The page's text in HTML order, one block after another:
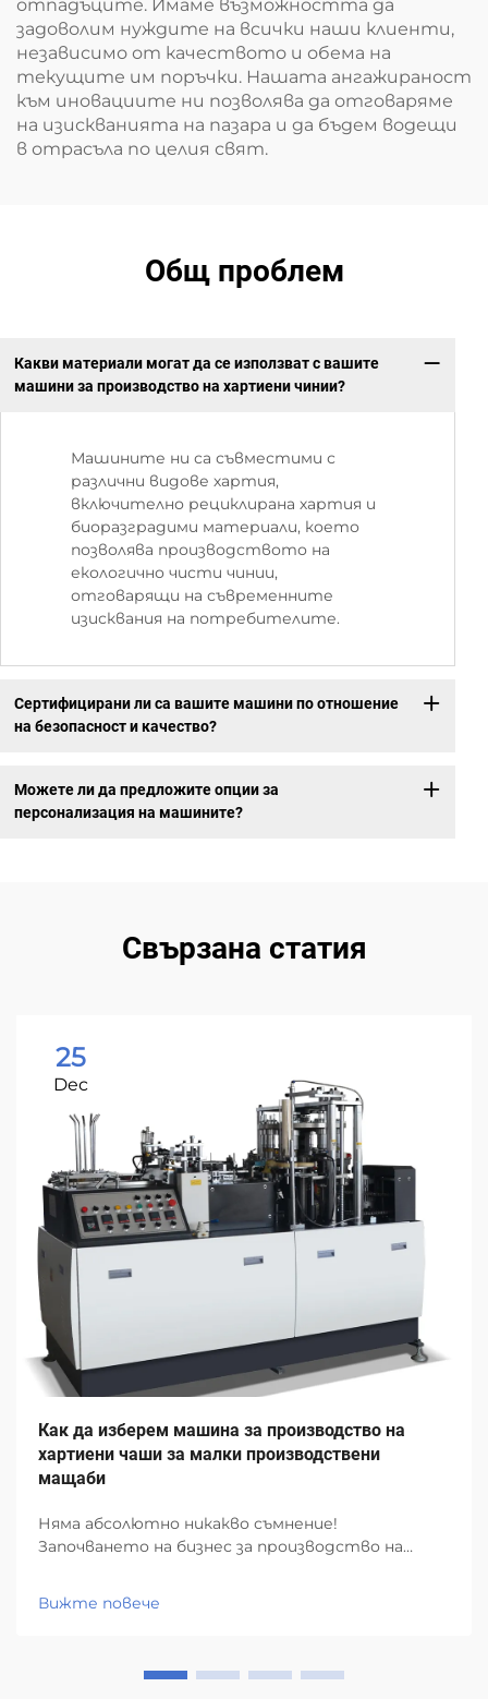
отпадъците. Имаме възможността да
задоволим нуждите на всички наши клиенти,
независимо от качеството и обема на
текущите им поръчки. Нашата ангажираност
към иновациите ни позволява да отговаряме
на изискванията на пазара и да бъдем водещи
в отрасъла по целия свят.
Общ проблем
Какви материали могат да се използват с вашите
машини за производство на хартиени чинии?
Машините ни са съвместими с
различни видове хартия,
включително рециклирана хартия и
биоразградими материали, което
позволява производството на
екологично чисти чинии,
отговарящи на съвременните
изисквания на потребителите.
Сертифицирани ли са вашите машини по отношение
на безопасност и качество?
Можете ли да предложите опции за
персонализация на машините?
Свързана статия
25
Dec
Как да изберем машина за производство на
хартиени чаши за малки производствени
мащаби
Няма абсолютно никакво съмнение!
Започването на бизнес за производство на
огромни възможности! Това, което наистина
трябва да имате предвид, е коя машина за
Вижте повече